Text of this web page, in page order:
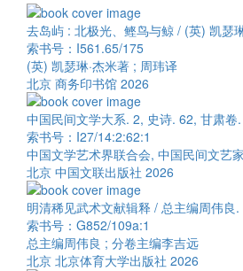
去岛屿 : 北极光、鲣鸟与鲸 / (英) 凯瑟
索书号：I561.65/175
(英) 凯瑟琳·杰米著 ; 周玮译
北京 商务印书馆 2026
中国民间文学大系. 2, 史诗. 62, 甘肃
索书号：I27/14:2:62:1
中国文学艺术界联合会, 中国民间文艺
北京 中国文联出版社 2026
明清稀见武术文献辑释 / 总主编周伟
索书号：G852/109a:1
总主编周伟良 ; 分卷主编李吉远
北京 北京体育大学出版社 2026